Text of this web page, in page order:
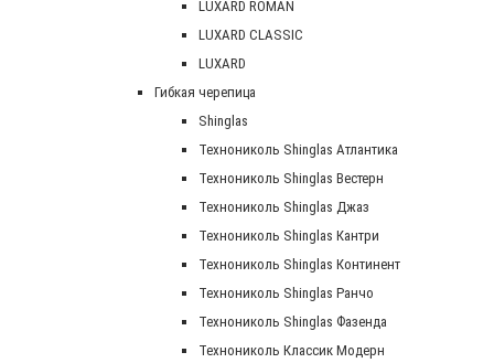
LUXARD ROMAN
LUXARD CLASSIC
LUXARD
Гибкая черепица
Shinglas
Технониколь Shinglas Атлантика
Технониколь Shinglas Вестерн
Технониколь Shinglas Джаз
Технониколь Shinglas Кантри
Технониколь Shinglas Континент
Технониколь Shinglas Ранчо
Технониколь Shinglas Фазенда
Технониколь Классик Модерн